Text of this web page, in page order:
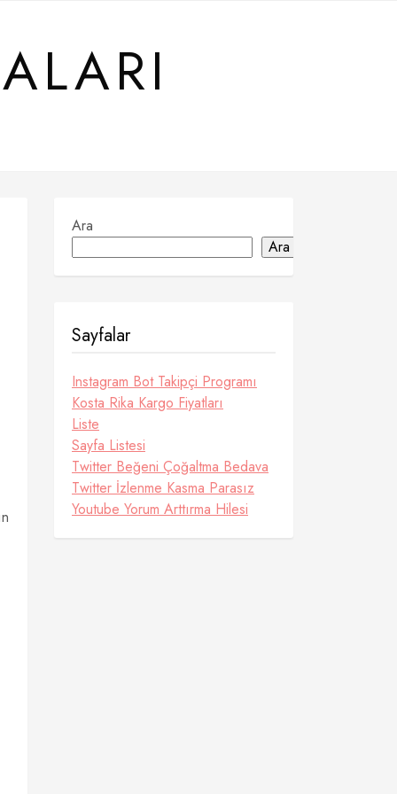
Ara
Ara
Sayfalar
Instagram Bot Takipçi Programı
Kosta Rika Kargo Fiyatları
Liste
Sayfa Listesi
Twitter Beğeni Çoğaltma Bedava
Twitter İzlenme Kasma Parasız
Youtube Yorum Arttırma Hilesi